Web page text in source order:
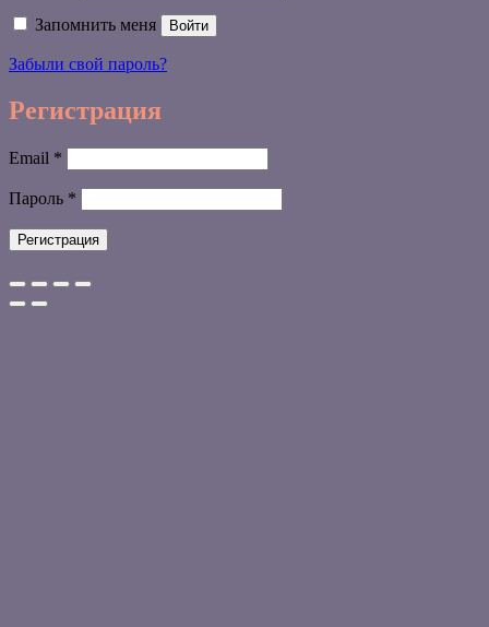
Запомнить меня Войти
Забыли свой пароль?
Регистрация
Email *
Пароль *
Регистрация